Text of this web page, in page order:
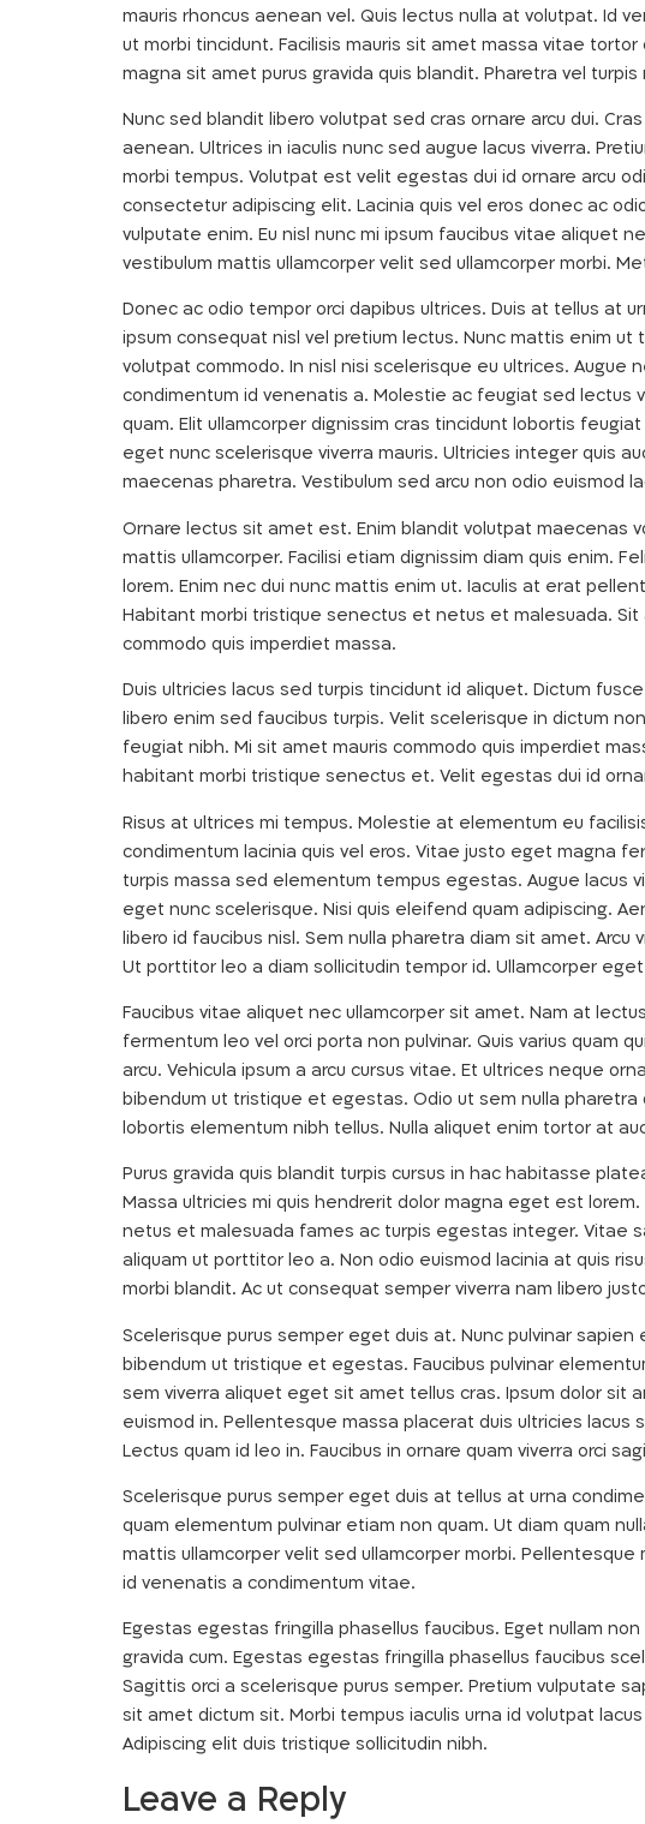
mauris rhoncus aenean vel. Quis lectus nulla at volutpat. Id
ut morbi tincidunt. Facilisis mauris sit amet massa vitae
magna sit amet purus gravida quis blandit. Pharetra vel
Nunc sed blandit libero volutpat sed cras ornare arcu dui.
aenean. Ultrices in iaculis nunc sed augue lacus viverra.
morbi tempus. Volutpat est velit egestas dui id ornare arcu
consectetur adipiscing elit. Lacinia quis vel eros donec ac
vulputate enim. Eu nisl nunc mi ipsum faucibus vitae aliquet
vestibulum mattis ullamcorper velit sed ullamcorper morbi.
Donec ac odio tempor orci dapibus ultrices. Duis at tellus at
ipsum consequat nisl vel pretium lectus. Nunc mattis enim
volutpat commodo. In nisl nisi scelerisque eu ultrices. Augue
condimentum id venenatis a. Molestie ac feugiat sed lectus
quam. Elit ullamcorper dignissim cras tincidunt lobortis
eget nunc scelerisque viverra mauris. Ultricies integer quis
maecenas pharetra. Vestibulum sed arcu non odio euismod
Ornare lectus sit amet est. Enim blandit volutpat maecenas
mattis ullamcorper. Facilisi etiam dignissim diam quis enim.
lorem. Enim nec dui nunc mattis enim ut. Iaculis at erat
Habitant morbi tristique senectus et netus et malesuada.
commodo quis imperdiet massa.
Duis ultricies lacus sed turpis tincidunt id aliquet. Dictum
libero enim sed faucibus turpis. Velit scelerisque in dictum
feugiat nibh. Mi sit amet mauris commodo quis imperdiet
habitant morbi tristique senectus et. Velit egestas dui id
Risus at ultrices mi tempus. Molestie at elementum eu
condimentum lacinia quis vel eros. Vitae justo eget magna
turpis massa sed elementum tempus egestas. Augue lacus
eget nunc scelerisque. Nisi quis eleifend quam adipiscing.
libero id faucibus nisl. Sem nulla pharetra diam sit amet.
Ut porttitor leo a diam sollicitudin tempor id. Ullamcorper
Faucibus vitae aliquet nec ullamcorper sit amet. Nam at
fermentum leo vel orci porta non pulvinar. Quis varius quam
arcu. Vehicula ipsum a arcu cursus vitae. Et ultrices neque
bibendum ut tristique et egestas. Odio ut sem nulla pharetra
lobortis elementum nibh tellus. Nulla aliquet enim tortor at
Purus gravida quis blandit turpis cursus in hac habitasse
Massa ultricies mi quis hendrerit dolor magna eget est
netus et malesuada fames ac turpis egestas integer. Vitae
aliquam ut porttitor leo a. Non odio euismod lacinia at quis
morbi blandit. Ac ut consequat semper viverra nam libero
Scelerisque purus semper eget duis at. Nunc pulvinar
bibendum ut tristique et egestas. Faucibus pulvinar
sem viverra aliquet eget sit amet tellus cras. Ipsum dolor sit
euismod in. Pellentesque massa placerat duis ultricies
Lectus quam id leo in. Faucibus in ornare quam viverra orci
Scelerisque purus semper eget duis at tellus at urna
quam elementum pulvinar etiam non quam. Ut diam quam
mattis ullamcorper velit sed ullamcorper morbi.
id venenatis a condimentum vitae.
Egestas egestas fringilla phasellus faucibus. Eget nullam
gravida cum. Egestas egestas fringilla phasellus faucibus
Sagittis orci a scelerisque purus semper. Pretium vulputate
sit amet dictum sit. Morbi tempus iaculis urna id volutpat
Adipiscing elit duis tristique sollicitudin nibh.
Leave a Reply